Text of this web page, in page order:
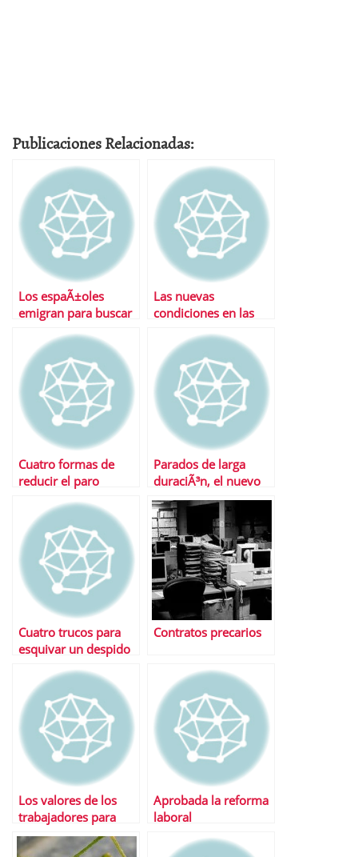
Publicaciones Relacionadas:
Los espaÃ±oles
emigran para buscar
trabajo como hace
algunas dÃ©cadas
Las nuevas
condiciones en las
que tu empresa te
puede despedir
Cuatro formas de
reducir el paro
Parados de larga
duraciÃ³n, el nuevo
problema de la
economÃ­a espaÃ±ola
Cuatro trucos para
esquivar un despido
inminente
Contratos precarios
Los valores de los
trabajadores para
elegir una empresa
Aprobada la reforma
laboral